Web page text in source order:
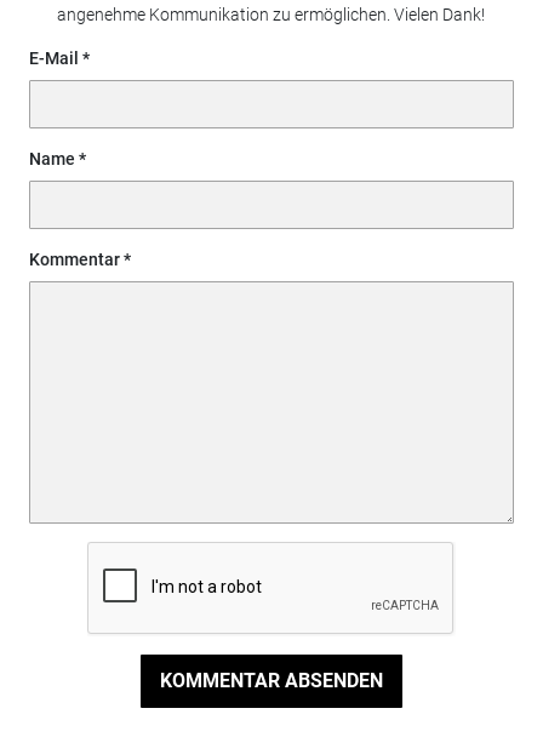
angenehme Kommunikation zu ermöglichen. Vielen Dank!
E-Mail
Name
Kommentar
KOMMENTAR ABSENDEN